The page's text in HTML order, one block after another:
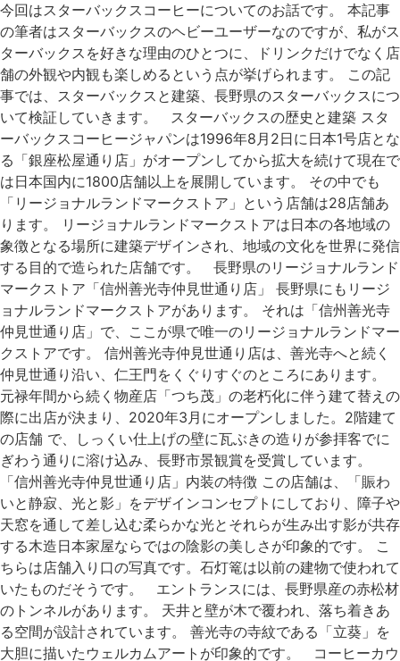
今回はスターバックスコーヒーについてのお話です。 本記事
の筆者はスターバックスのヘビーユーザーなのですが、私がス
ターバックスを好きな理由のひとつに、ドリンクだけでなく店
舗の外観や内観も楽しめるという点が挙げられます。 この記
事では、スターバックスと建築、長野県のスターバックスにつ
いて検証していきます。 スターバックスの歴史と建築 スタ
ーバックスコーヒージャパンは1996年8月2日に日本1号店とな
る「銀座松屋通り店」がオープンしてから拡大を続けて現在で
は日本国内に1800店舗以上を展開しています。 その中でも
「リージョナルランドマークストア」という店舗は28店舗あ
ります。 リージョナルランドマークストアは日本の各地域の
象徴となる場所に建築デザインされ、地域の文化を世界に発信
する目的で造られた店舗です。 長野県のリージョナルランド
マークストア「信州善光寺仲見世通り店」 長野県にもリージ
ョナルランドマークストアがあります。 それは「信州善光寺
仲見世通り店」で、ここが県で唯一のリージョナルランドマー
クストアです。 信州善光寺仲見世通り店は、善光寺へと続く
仲見世通り沿い、仁王門をくぐりすぐのところにあります。
元禄年間から続く物産店「つち茂」の老朽化に伴う建て替えの
際に出店が決まり、2020年3月にオープンしました。2階建て
の店舗 で、しっくい仕上げの壁に瓦ぶきの造りが参拝客でに
ぎわう通りに溶け込み、長野市景観賞を受賞しています。
「信州善光寺仲見世通り店」内装の特徴 この店舗は、「賑わ
いと静寂、光と影」をデザインコンセプトにしており、障子や
天窓を通して差し込む柔らかな光とそれらが生み出す影が共存
する木造日本家屋ならではの陰影の美しさが印象的です。 こ
ちらは店舗入り口の写真です。石灯篭は以前の建物で使われて
いたものだそうです。 エントランスには、長野県産の赤松材
のトンネルがあります。 天井と壁が木で覆われ、落ち着きあ
る空間が設計されています。 善光寺の寺紋である「立葵」を
大胆に描いたウェルカムアートが印象的です。 コーヒーカウ